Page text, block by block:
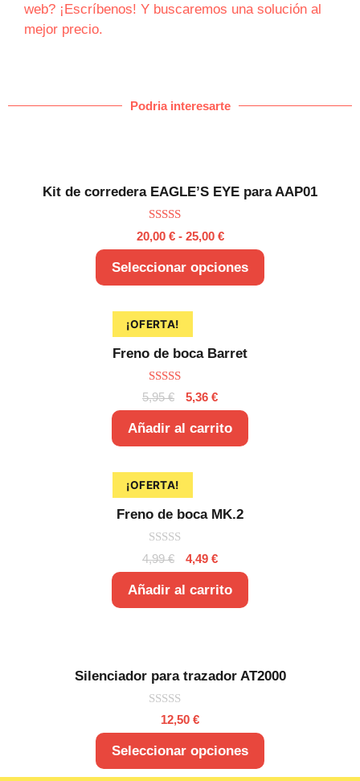
web? ¡Escríbenos! Y buscaremos una solución al
mejor precio.
Podria interesarte
Kit de corredera EAGLE’S EYE para AAP01
5.00
de 5
20,00 € - 25,00 €
Seleccionar opciones
¡OFERTA!
Freno de boca Barret
5.00
de 5
5,95€ 5,36 €
Añadir al carrito
¡OFERTA!
Freno de boca MK.2
0
d
5
4,99€ 4,49 €
Añadir al carrito
Silenciador para trazador AT2000
5
12,50 €
Seleccionar opciones